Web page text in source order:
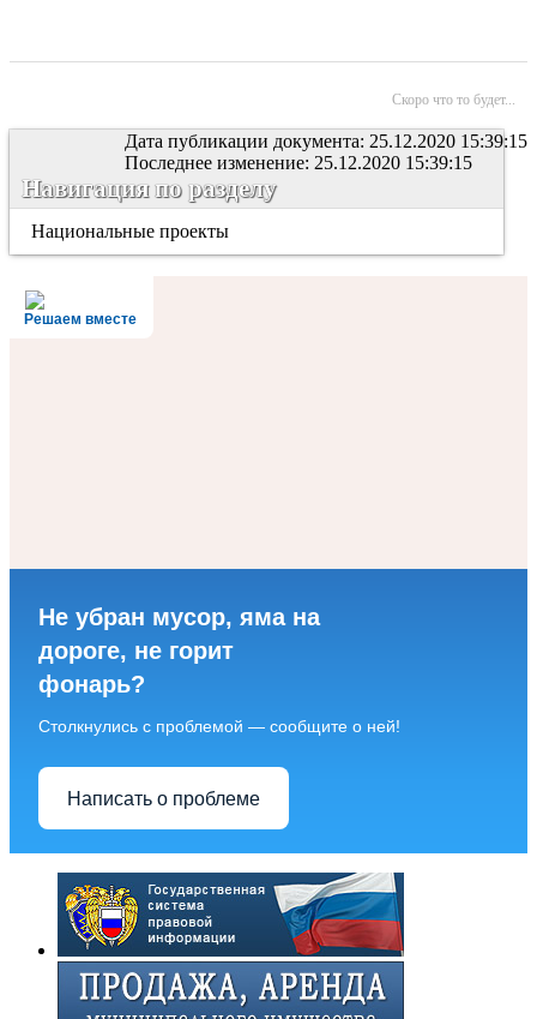
Скоро что то будет...
Дата публикации документа: 25.12.2020 15:39:15
Последнее изменение: 25.12.2020 15:39:15
Навигация по разделу
Национальные проекты
Решаем вместе
Не убран мусор, яма на
дороге, не горит
фонарь?
Столкнулись с проблемой — сообщите о ней!
Написать о проблеме